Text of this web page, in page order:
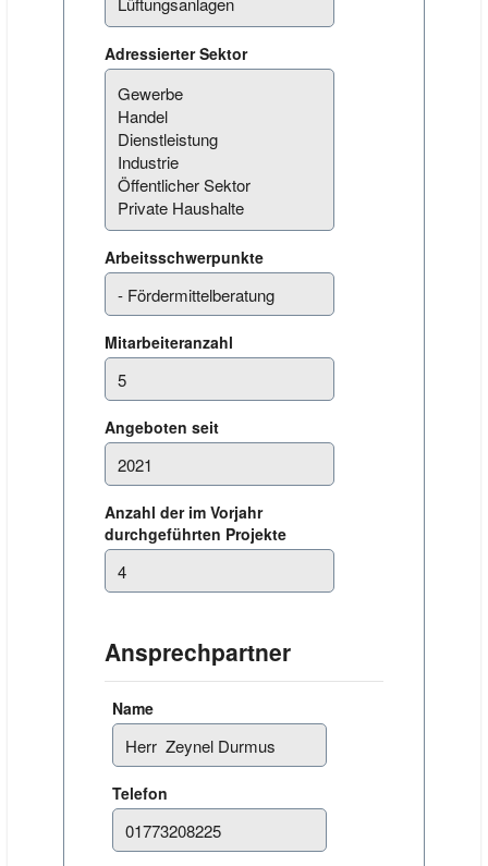
Adressierter Sektor
Arbeitsschwerpunkte
Mitarbeiteranzahl
Angeboten seit
Anzahl der im Vorjahr
durchgeführten Projekte
Ansprechpartner
Name
Telefon